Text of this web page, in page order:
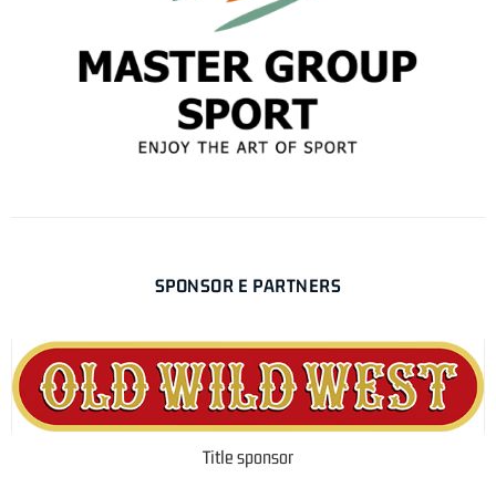
SPONSOR E PARTNERS
Title sponsor